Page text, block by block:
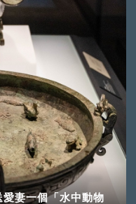
妻一個「水中動物